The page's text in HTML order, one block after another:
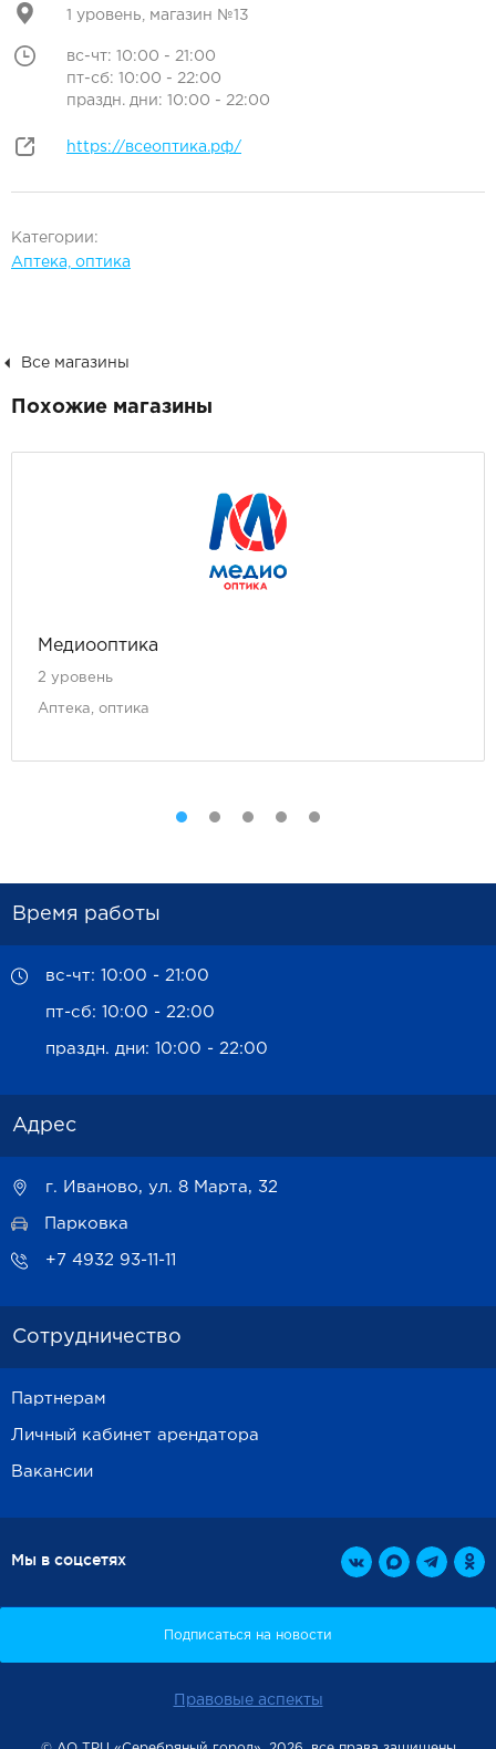
1 уровень, магазин №13
вс-чт: 10:00 - 21:00
пт-сб: 10:00 - 22:00
праздн. дни: 10:00 - 22:00
https://всеоптика.рф/
Категории:
Аптека, оптика
Все магазины
Похожие магазины
Медиооптика
2 уровень
Аптека, оптика
Время работы
вс-чт: 10:00 - 21:00
пт-сб: 10:00 - 22:00
праздн. дни: 10:00 - 22:00
Адрес
г. Иваново, ул. 8 Марта, 32
Парковка
+7 4932 93-11-11
Сотрудничество
Партнерам
Личный кабинет арендатора
Вакансии
Мы в соцсетях
Правовые аспекты